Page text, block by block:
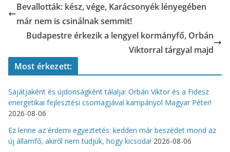
Bevallották: kész, vége, Karácsonyék lényegében
már nem is csinálnak semmit!
Budapestre érkezik a lengyel kormányfő, Orbán
Viktorral tárgyal majd
Most érkezett:
Sajátjaként és újdonságként tálalja: Orbán Viktor és a Fidesz
energetikai fejlesztési csomagjával kampányol Magyar Péter!
2026-08-06
Ez lenne az érdemi egyeztetés: kedden már beszédet mond az
új államfő, akiről nem tudjuk, hogy kicsoda! 2026-08-06